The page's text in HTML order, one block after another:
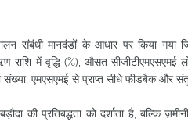
संबंधी मानदंडों के आधार पर किया गया
राशि में वृद्धि (%), औसत
संख्या, एमएसएमई से प्राप्त सीधे फीडबैक और
प्रतिबद्धता को दर्शाता है, बल्कि ज़मीनी